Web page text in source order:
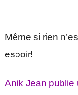
Même si rien
espoir!
Anik Jean publie